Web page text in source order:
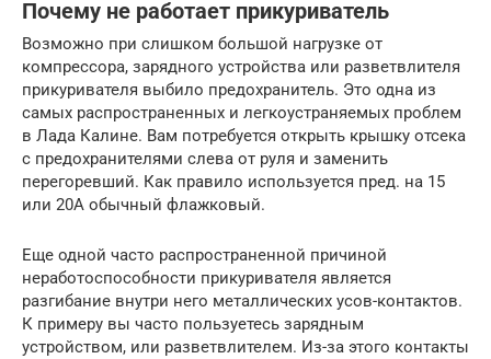
Почему не работает прикуриватель
Возможно при слишком большой нагрузке от
компрессора, зарядного устройства или разветвлителя
прикуривателя выбило предохранитель. Это одна из
самых распространенных и легкоустраняемых проблем
в Лада Калине. Вам потребуется открыть крышку отсека
с предохранителями слева от руля и заменить
перегоревший. Как правило используется пред. на 15
или 20А обычный флажковый.
Еще одной часто распространенной причиной
неработоспособности прикуривателя является
разгибание внутри него металлических усов-контактов.
К примеру вы часто пользуетесь зарядным
устройством, или разветвлителем. Из-за этого контакты